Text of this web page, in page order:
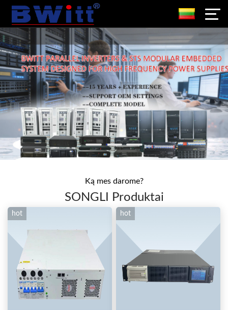
Ką mes darome?
SONGLI Produktai
hot hot